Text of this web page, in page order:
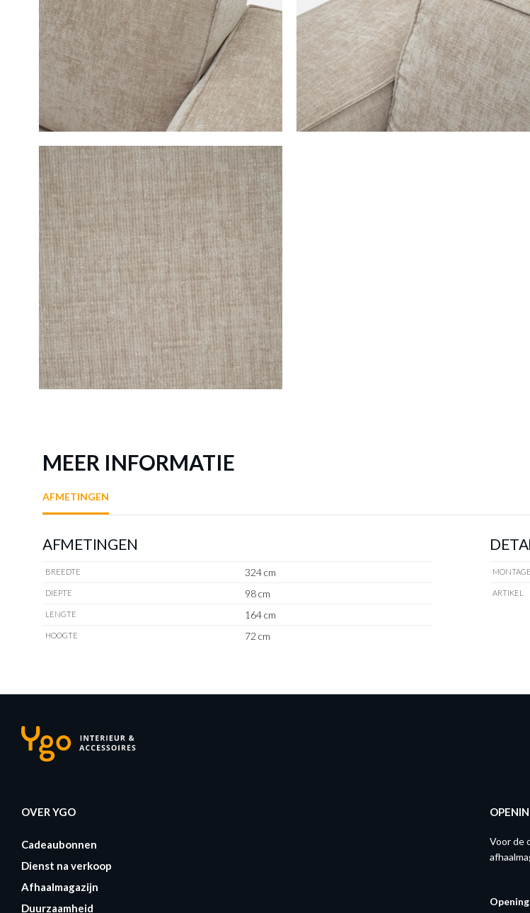
MEER INFORMATIE
AFMETINGEN
AFMETINGEN
BREEDTE 324 cm
DIEPTE 98 cm
LENGTE 164 cm
HOOGTE 72 cm
MONTAGE
ARTIKEL
OVER YGO
Cadeaubonnen
Dienst na verkoop
Afhaalmagazijn
Duurzaamheid
Voor de